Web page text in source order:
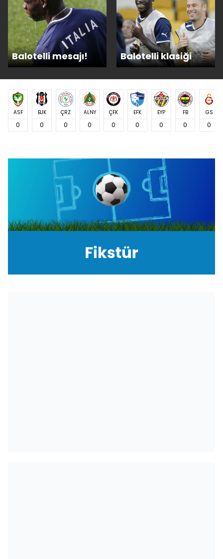
Balotelli mesajı! Balotelli klasiği
ASF
0
BJK
0
ÇRZ
0
ALNY
0
ÇFK
0
EFK
0
EYP
0
FB
0
GS
0